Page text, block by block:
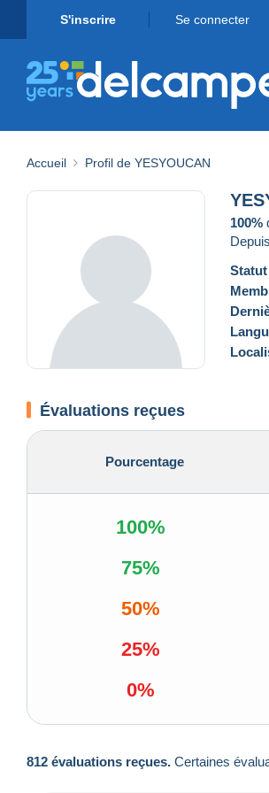
S'inscrire Se connecter
Accueil Profil de YESYOUCAN
100%
Statut
Évaluations reçues
Pourcentage
100%
75%
50%
25%
0%
812 évaluations reçues. Certaines